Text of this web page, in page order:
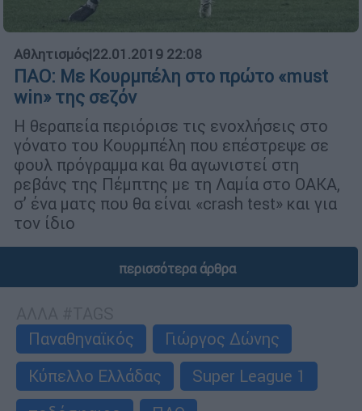
Αθλητισμός|22.01.2019 22:08
ΠΑΟ: Με Κουρμπέλη στο πρώτο «must
win» της σεζόν
Η θεραπεία περιόρισε τις ενοχλήσεις στο
γόνατο του Κουρμπέλη που επέστρεψε σε
φουλ πρόγραμμα και θα αγωνιστεί στη
ρεβάνς της Πέμπτης με τη Λαμία στο ΟΑΚΑ,
σ’ ένα ματς που θα είναι «crash test» και για
τον ίδιο
περισσότερα άρθρα
Παναθηναϊκός
Γιώργος Δώνης
Κύπελλο Ελλάδας
Super League 1